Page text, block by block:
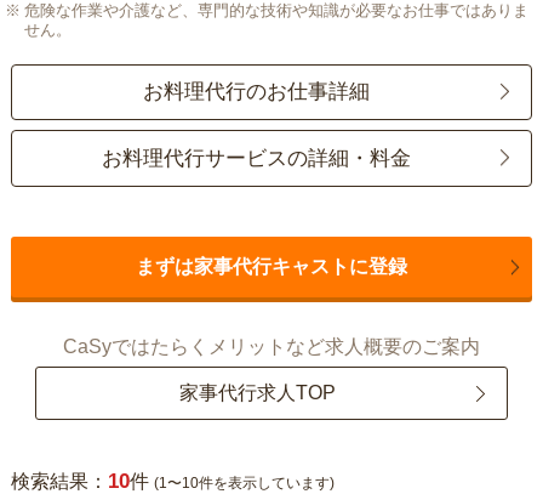
危険な作業や介護など、専門的な技術や知識が必要なお仕事ではありま
せん。
お料理代行のお仕事詳細
お料理代行サービスの詳細・料金
まずは家事代行キャストに登録
CaSyではたらくメリットなど求人概要のご案内
家事代行求人TOP
検索結果： 10件 (1〜10件を表示しています)